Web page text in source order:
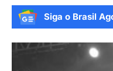
Siga o Brasil